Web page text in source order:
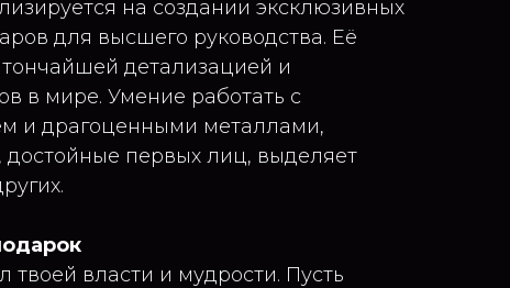
на создании эксклюзивных
для высшего руководства. Её
детализацией и
в мире. Умение работать с
и драгоценными металлами,
достойные первых лиц, выделяет
твоей власти и мудрости. Пусть